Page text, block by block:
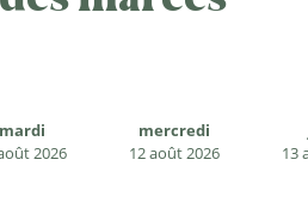
mardi
2026
mercredi
12 août 2026
13